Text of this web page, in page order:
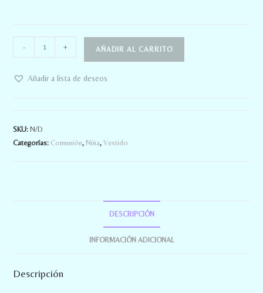
- + AÑADIR AL CARRITO
Añadir a lista de deseos
SKU:N/D
Categorías: Comunión, Niña,Vestido
DESCRIPCIÓN
INFORMACIÓN ADICIONAL
Descripción